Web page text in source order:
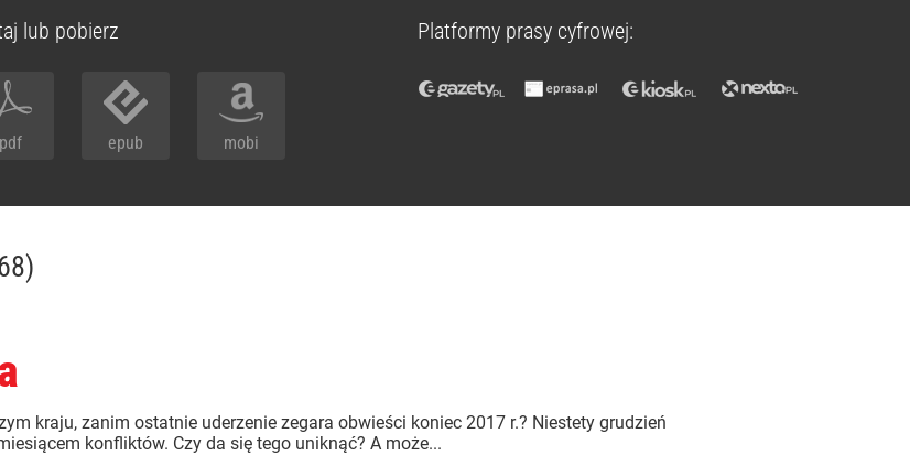
lub pobierz
pdf epub mobi
Platformy prasy cyfrowej:
kraju, zanim ostatnie uderzenie zegara obwieści koniec 2017 r.? Niestety grudzień
konfliktów. Czy da się tego uniknąć? A może...